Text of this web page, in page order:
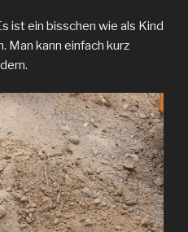
ist ein bisschen wie als Kind
Man kann einfach kurz